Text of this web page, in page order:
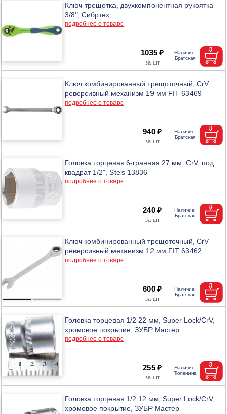
Ключ-трещотка, двухкомпонентная рукоятка
3/8", Сибртех
подробнее о товаре
1035 ₽
Ключ комбинированный трещоточный, CrV
реверсивный механизм 19 мм FIT 63469
подробнее о товаре
940 ₽
Головка торцевая 6-гранная 27 мм, CrV, под
квадрат 1/2", Stels 13836
подробнее о товаре
240 ₽
Ключ комбинированный трещоточный, CrV
реверсивный механизм 12 мм FIT 63462
подробнее о товаре
600 ₽
Головка торцевая 1/2 22 мм, Super Lock/CrV,
хромовое покрытие, ЗУБР Мастер
подробнее о товаре
255 ₽
Головка торцевая 1/2 12 мм, Super Lock/CrV,
хромовое покрытие, ЗУБР Мастер